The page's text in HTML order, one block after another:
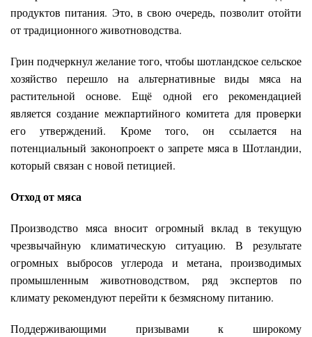
продуктов питания. Это, в свою очередь, позволит отойти
от традиционного животноводства.
Грин подчеркнул желание того, чтобы шотландское сельское
хозяйство перешло на альтернативные виды мяса на
растительной основе. Ещё одной его рекомендацией
является создание межпартийного комитета для проверки
его утверждений. Кроме того, он ссылается на
потенциальный законопроект о запрете мяса в Шотландии,
который связан с новой петицией.
Отход от мяса
Производство мяса вносит огромный вклад в текущую
чрезвычайную климатическую ситуацию. В результате
огромных выбросов углерода и метана, производимых
промышленным животноводством, ряд экспертов по
климату рекомендуют перейти к безмясному питанию.
Поддерживающими призывами к широкому